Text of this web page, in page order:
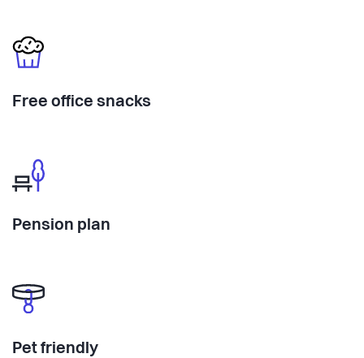
Free office snacks
Pension plan
Pet friendly